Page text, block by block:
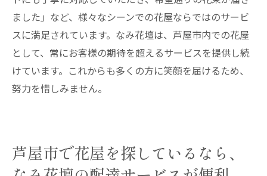
ました」など、様々なシーンでの花屋ならではのサービ
スに満足されています。なみ花壇は、芦屋市内での花屋
として、常にお客様の期待を超えるサービスを提供し続
けています。これからも多くの方に笑顔を届けるため、
努力を惜しみません。
芦屋市で花屋を探しているなら、